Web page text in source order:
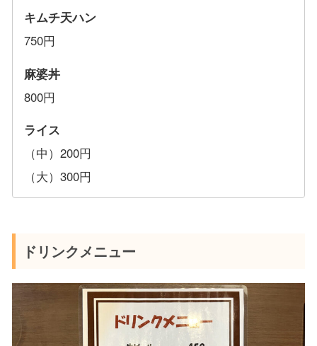
キムチ天ハン
750円
麻婆丼
800円
ライス
（中）200円
（大）300円
ドリンクメニュー